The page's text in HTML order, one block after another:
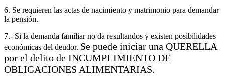
6. Se requieren las actas de nacimiento y matrimonio para demandar
la pensión.
7.- Si la demanda familiar no da resultandos y existen posibilidades
económicas del deudor. Se puede iniciar una QUERELLA
por el delito de INCUMPLIMIENTO DE
OBLIGACIONES ALIMENTARIAS.